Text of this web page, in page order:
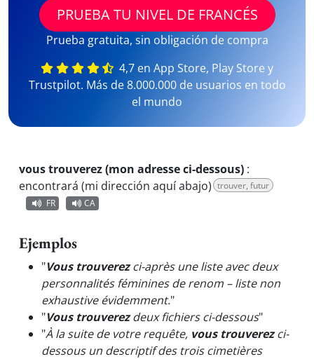
PRUEBA TU NIVEL DE FRANCÉS
Prueba gratuita, sin obligación de compra
4,7 en App Store, Play Store y
Trustpilot. Más de 8.000.000 de usuarios en todo
el mundo
vous trouverez (mon adresse ci-dessous) :
encontrará (mi dirección aquí abajo) trouver, futur
FR
CA
Ejemplos
"Vous trouverezci-après une liste avec deux
personnalités féminines de renom – liste non
exhaustive évidemment."
"Vous trouverezdeux fichiers ci-dessous"
"À la suite de votre requête, vous trouverezci-
dessous un descriptif des trois cimetières